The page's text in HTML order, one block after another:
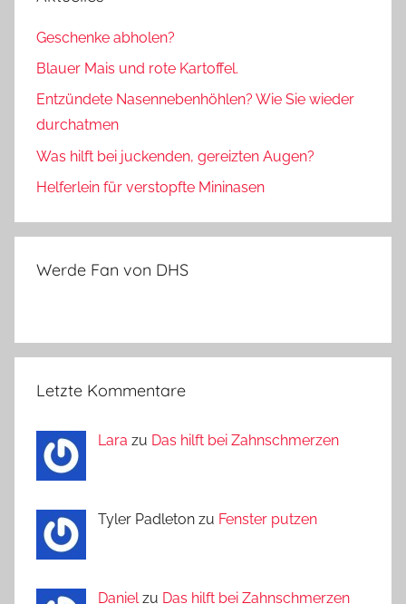
Geschenke abholen?
Blauer Mais und rote Kartoffel.
Entzündete Nasennebenhöhlen? Wie Sie wieder
durchatmen
Was hilft bei juckenden, gereizten Augen?
Helferlein für verstopfte Mininasen
Werde Fan von DHS
Letzte Kommentare
Lara zu Das hilft bei Zahnschmerzen
Tyler Padleton zu Fenster putzen
Daniel zu Das hilft bei Zahnschmerzen